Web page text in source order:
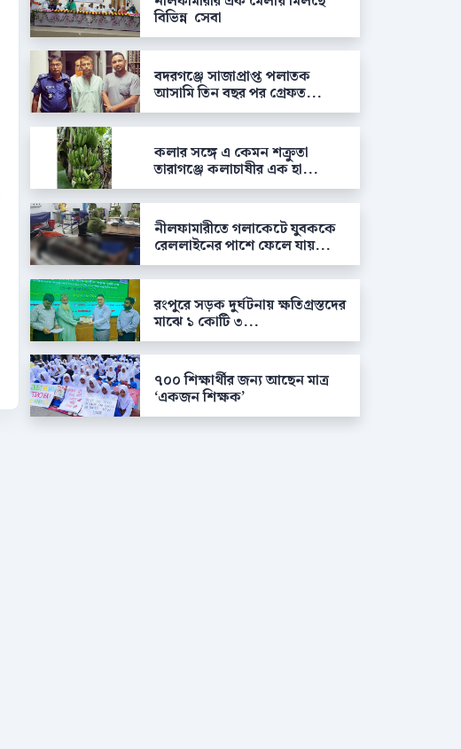
বিভিন্ন সেবা
বদরগঞ্জে সাজাপ্রাপ্ত পলাতক
আসামি তিন বছর পর গ্রেফত...
কলার সঙ্গে এ কেমন শক্রুতা
তারাগঞ্জে কলাচাষীর এক হা...
নীলফামারীতে গলাকেটে যুবককে
রেললাইনের পাশে ফেলে যায়...
রংপুরে সড়ক দুর্ঘটনায় ক্ষতিগ্রস্তদের
মাঝে ১ কোটি ৩...
৭০০ শিক্ষার্থীর জন্য আছেন মাত্র
‘একজন শিক্ষক’